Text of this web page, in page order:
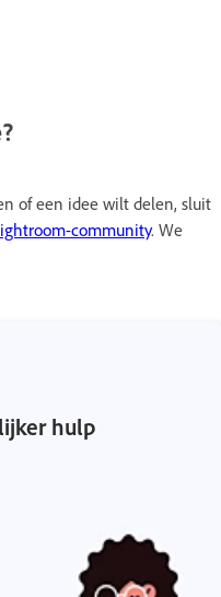
of een idee wilt delen, sluit
community. We
hulp